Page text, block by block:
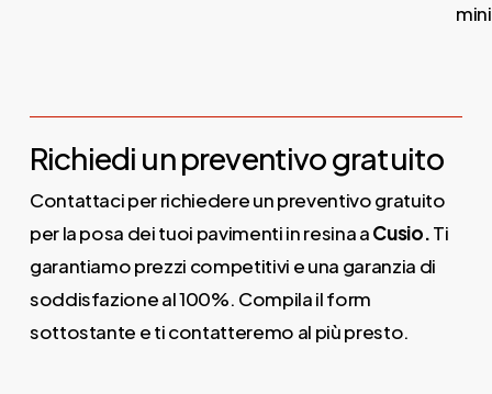
Richiedi un preventivo gratuito
Contattaci per richiedere un preventivo gratuito
per la posa dei tuoi pavimenti in resina aCusio.Ti
garantiamo prezzi competitivi e una garanzia di
soddisfazione al 100%. Compila il form
sottostante e ti contatteremo al più presto.